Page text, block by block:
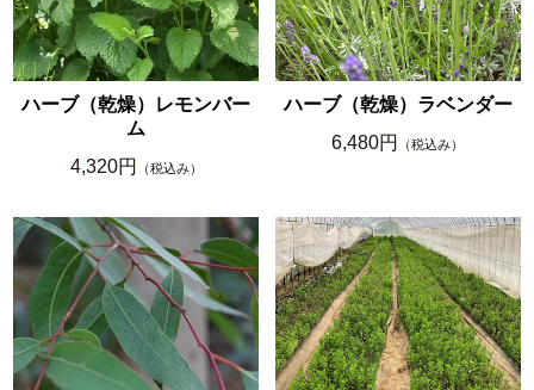
ハーブ（乾燥）レモンバー
ム
4,320円
（税込み）
ハーブ（乾燥）ラベンダー
6,480円
（税込み）